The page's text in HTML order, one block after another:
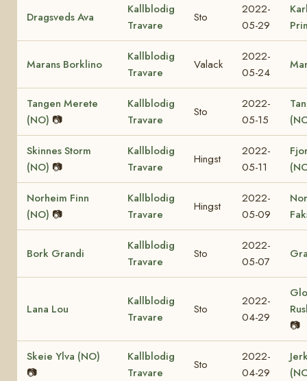
Dragsveds Ava
Kallblodig
Travare
Sto
2022-
05-29
Marans Borklino
Kallblodig
Travare
Valack
2022-
05-24
Tangen Merete
(NO) 📷
Kallblodig
Travare
Sto
2022-
05-15
Skinnes Storm
(NO) 📷
Kallblodig
Travare
Hingst
2022-
05-11
Norheim Finn
(NO) 📷
Kallblodig
Travare
Hingst
2022-
05-09
Bork Grandi
Kallblodig
Travare
Sto
2022-
05-07
Lana Lou
Kallblodig
Travare
Sto
2022-
04-29
📷
Skeie Ylva (NO)
📷
Kallblodig
Travare
Sto
2022-
04-29